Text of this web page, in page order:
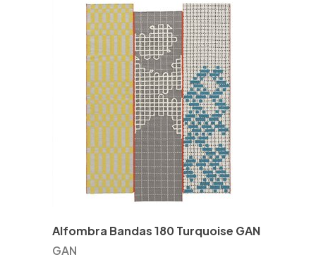
Alfombra Bandas 180 Turquoise GAN
GAN